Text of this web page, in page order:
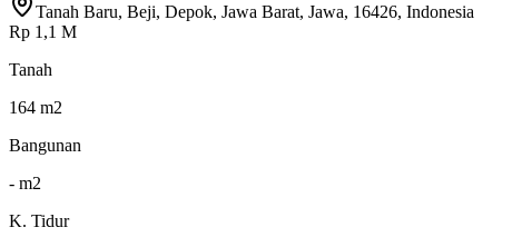
Tanah Baru, Beji, Depok, Jawa Barat, Jawa, 16426, Indonesia
Rp 1,1 M
Tanah
164 m2
Bangunan
- m2
K. Tidur